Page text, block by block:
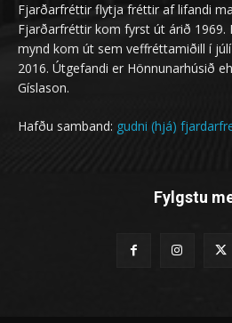
Fjarðarfréttir flytja fréttir af lifandi
Fjarðarfréttir kom fyrst út árið 1969.
mynd kom út sem veffréttamiðill í
2016. Útgefandi er Hönnunarhúsið
Gíslason.
Hafðu samband: gudni (hjá)
Fylgstu